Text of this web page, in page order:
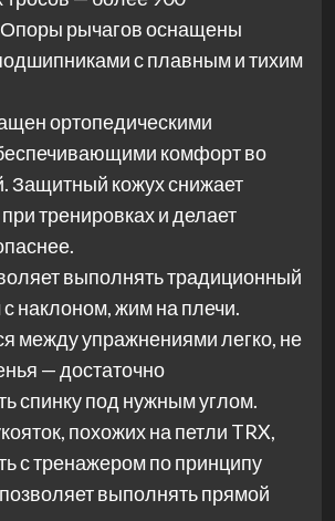
рычагов оснащены
с плавным и тихим
ортопедическими
комфорт во
Защитный кожух снижает
тренировках и делает
выполнять традиционный
наклоном, жим на плечи.
между упражнениями легко, не
— достаточно
спинку под нужным углом.
похожих на петли TRX,
с тренажером по принципу
выполнять прямой